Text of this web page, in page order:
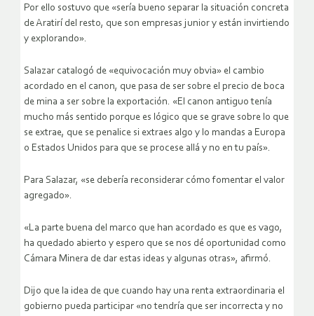
Por ello sostuvo que «sería bueno separar la situación concreta
de Aratirí del resto, que son empresas junior y están invirtiendo
y explorando».
Salazar catalogó de «equivocación muy obvia» el cambio
acordado en el canon, que pasa de ser sobre el precio de boca
de mina a ser sobre la exportación. «El canon antiguo tenía
mucho más sentido porque es lógico que se grave sobre lo que
se extrae, que se penalice si extraes algo y lo mandas a Europa
o Estados Unidos para que se procese allá y no en tu país».
Para Salazar, «se debería reconsiderar cómo fomentar el valor
agregado».
«La parte buena del marco que han acordado es que es vago,
ha quedado abierto y espero que se nos dé oportunidad como
Cámara Minera de dar estas ideas y algunas otras», afirmó.
Dijo que la idea de que cuando hay una renta extraordinaria el
gobierno pueda participar «no tendría que ser incorrecta y no